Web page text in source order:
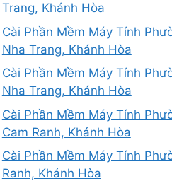
Trang, Khánh Hòa
Cài Phần Mềm Máy Tính
Nha Trang, Khánh Hòa
Cài Phần Mềm Máy Tính
Nha Trang, Khánh Hòa
Cài Phần Mềm Máy Tính
Cam Ranh, Khánh Hòa
Cài Phần Mềm Máy Tính
Ranh, Khánh Hòa